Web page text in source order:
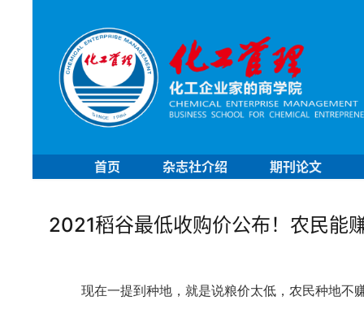
首页 杂志社介绍 期刊论文
2021稻谷最低收购价公布！农民能
现在一提到种地，就是说粮价太低，农民种地不